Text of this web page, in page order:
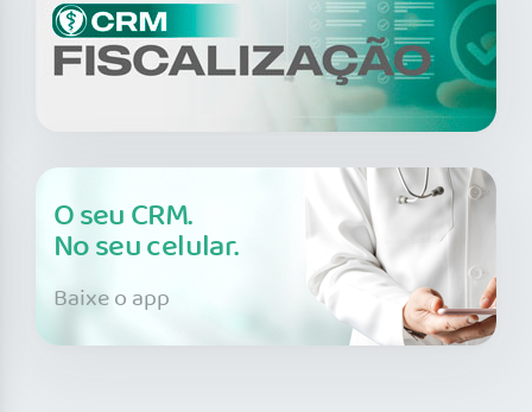
O seu CRM.
No seu celular.
Baixe o app